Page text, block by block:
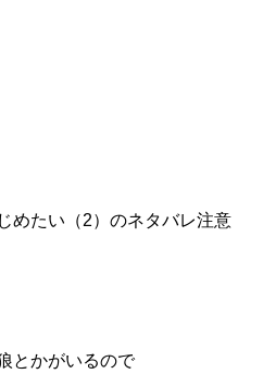
めたい（2）のネタバレ注意
とかがいるので